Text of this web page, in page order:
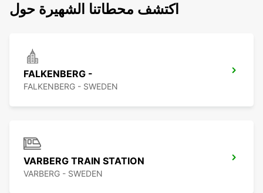
اكتشف محطاتنا الشهيرة حول
FALKENBERG -
FALKENBERG - SWEDEN
VARBERG TRAIN STATION
VARBERG - SWEDEN